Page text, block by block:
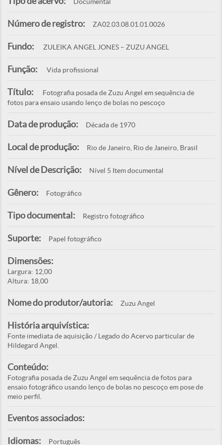
Documental
Número de registro: ZA02.03.08.01.01.0026
Fundo: ZULEIKA ANGEL JONES – ZUZU ANGEL
Função: Vida profissional
Título:
Fotografia posada de Zuzu Angel em sequência de
fotos para ensaio usando lenço de bolas no pescoço
Data de produção: Década de 1970
Local de produção: Rio de Janeiro, Rio de Janeiro, Brasil
Nível de Descrição: Nível 5 Item documental
Gênero: Fotográfico
Tipo documental: Registro fotográfico
Suporte: Papel fotográfico
Dimensões:
Largura: 12,00
Altura: 18,00
Nome do produtor/autoria: Zuzu Angel
História arquivística:
Fonte imediata de aquisição / Legado do Acervo particular de
Hildegard Angel.
Conteúdo:
Fotografia posada de Zuzu Angel em sequência de fotos para
ensaio fotográfico usando lenço de bolas no pescoço em pose de
meio perfil.
Eventos associados:
Idiomas: Português